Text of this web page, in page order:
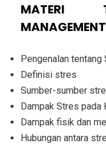
MATERI
Pengenalan tentang
Definisi stres
Sumber-sumber
Dampak Stres pada
Dampak fisik dan
Hubungan antara